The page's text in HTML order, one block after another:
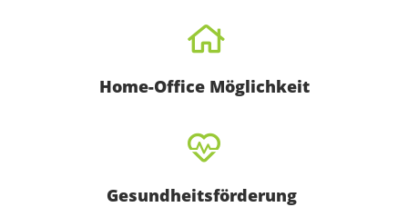
Home-Office Möglichkeit
Gesundheitsförderung